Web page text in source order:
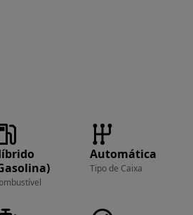
Automática
Tipo de Caixa